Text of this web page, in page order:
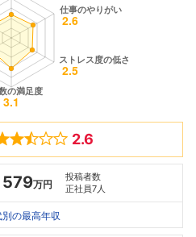
2.6
579万円
投稿者数
正社員7人
30代
696万
--万
の最高年収